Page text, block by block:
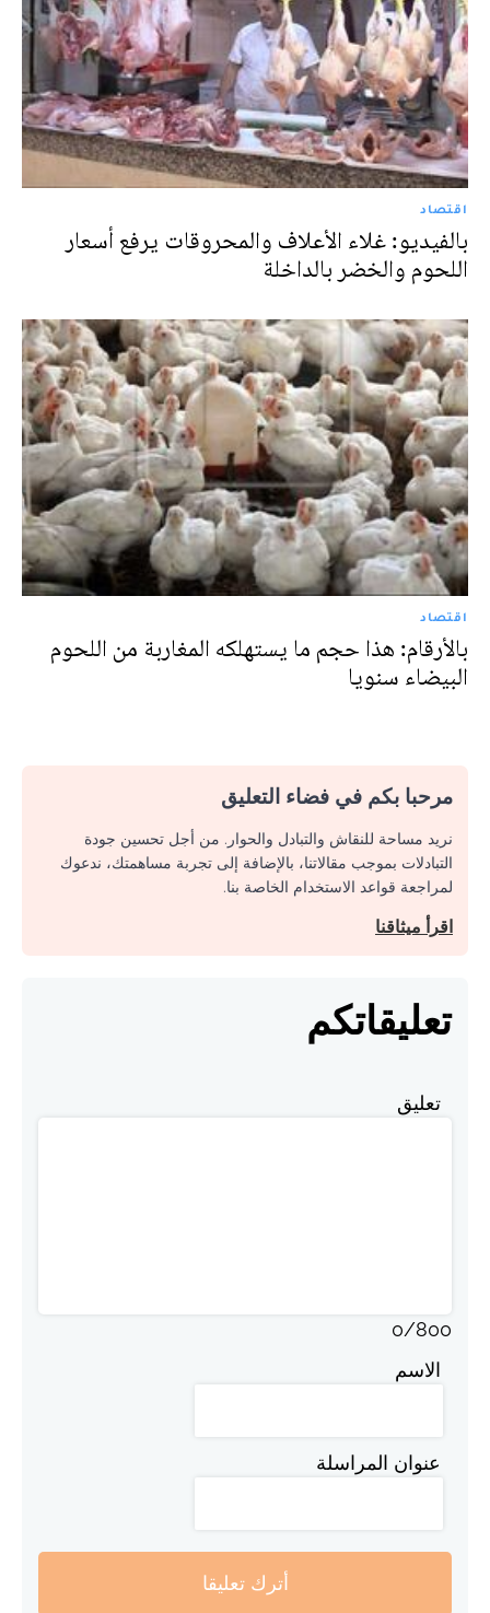
اقتصاد
بالفيديو: غلاء الأعلاف والمحروقات يرفع أسعار
اللحوم والخضر بالداخلة
اقتصاد
بالأرقام: هذا حجم ما يستهلكه المغاربة من اللحوم
البيضاء سنويا
مرحبا بكم في فضاء التعليق
نريد مساحة للنقاش والتبادل والحوار. من أجل تحسين جودة
التبادلات بموجب مقالاتنا، بالإضافة إلى تجربة مساهمتك، ندعوك
لمراجعة قواعد الاستخدام الخاصة بنا.
اقرأ ميثاقنا
تعليقاتكم
تعليق
0/800
الاسم
عنوان المراسلة
أترك تعليقا